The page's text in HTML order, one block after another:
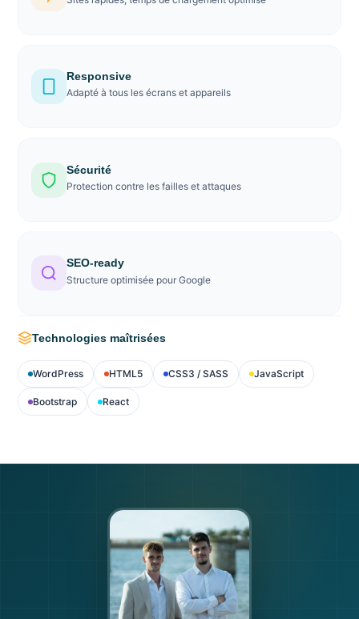
Responsive
Adapté à tous les écrans et appareils
Sécurité
Protection contre les failles et attaques
SEO-ready
Structure optimisée pour Google
Technologies maîtrisées
WordPress HTML5 CSS3 / SASS JavaScript
Bootstrap React